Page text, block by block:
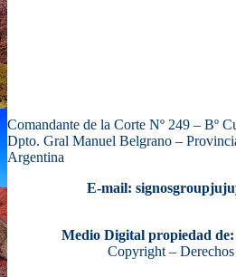
Comandante de la Corte Nº 249 – Bº
Dpto. Gral Manuel Belgrano –
Argentina
E-mail:
Medio Digital propiedad
Copyright – Derechos